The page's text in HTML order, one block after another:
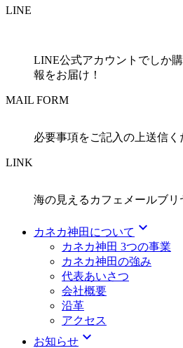
LINE
LINE公式アカウントでしか
報をお届け！
MAIL FORM
必要事項をご記入の上送信く
LINK
海の見えるカフェメールブリ
カネカ神田について expand_more
カネカ神田 3つの事業
カネカ神田の強み
代表あいさつ
会社概要
沿革
アクセス
お知らせ expand_more